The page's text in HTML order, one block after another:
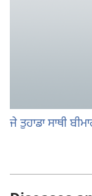
ਜੇ ਤੁਹਾਡਾ ਸਾਥੀ